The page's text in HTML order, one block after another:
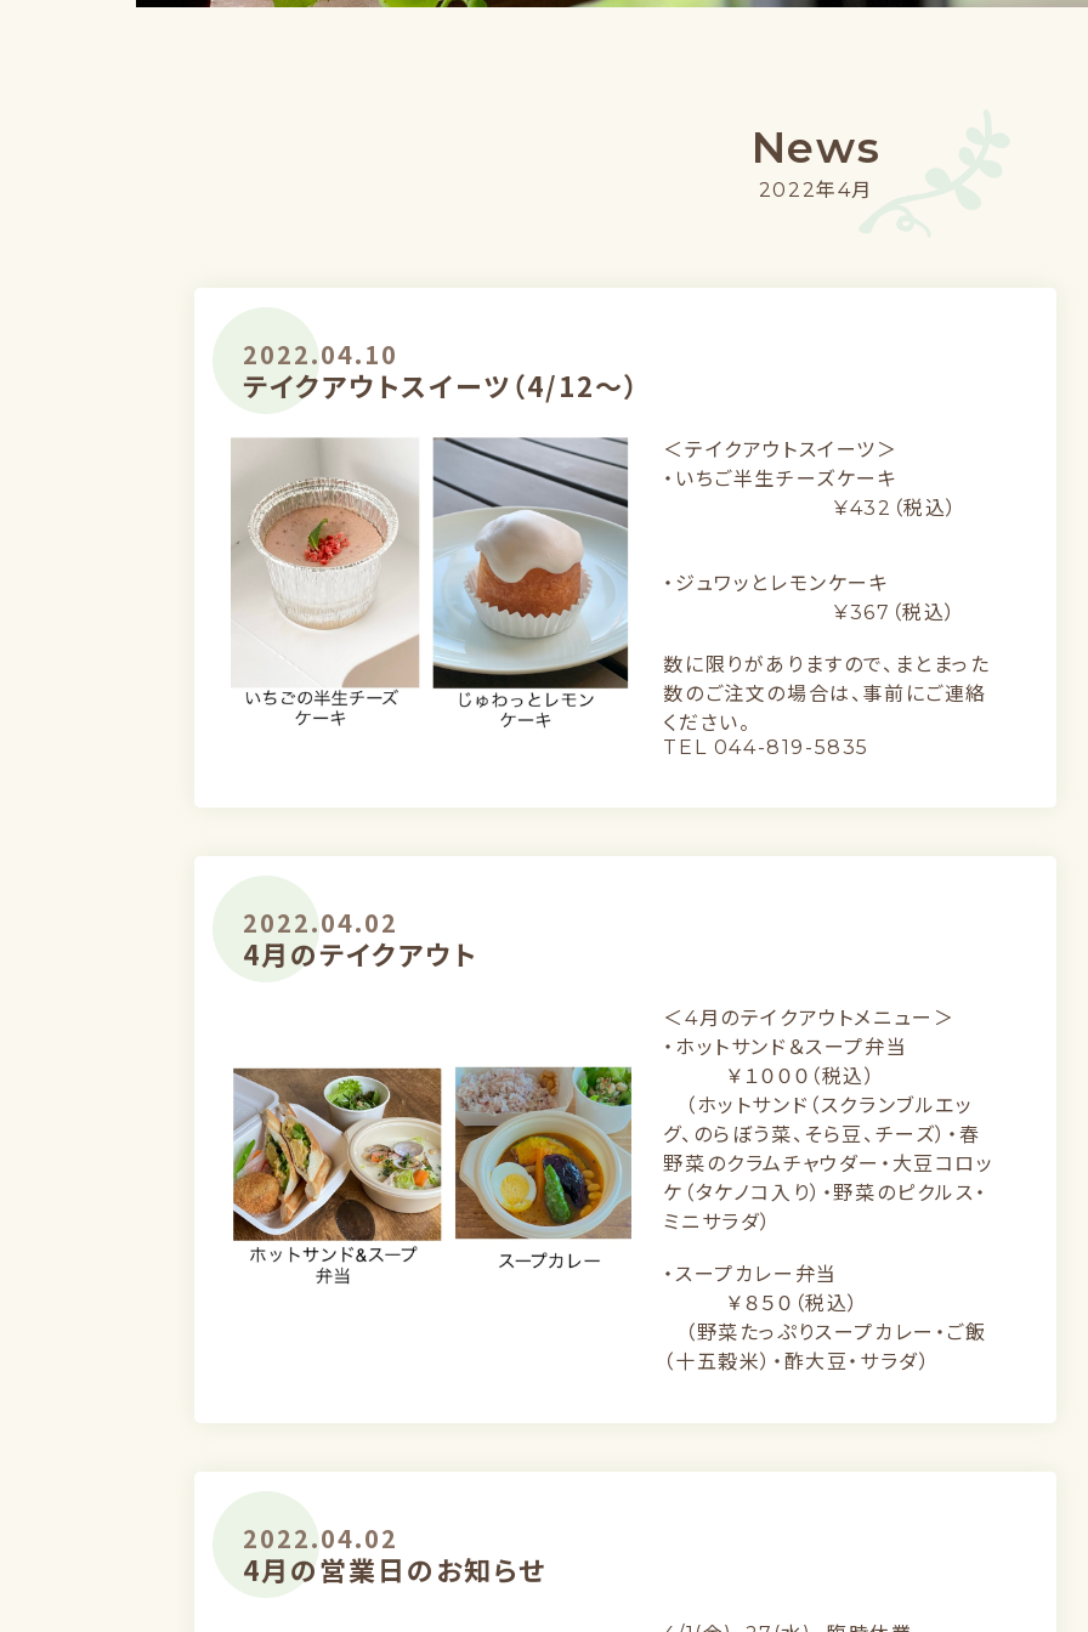
News
2022年4月
2022.04.10
テイクアウトスイーツ（4/12〜）
＜テイクアウトスイーツ＞
・いちご半生チーズケーキ
¥432（税込）
・ジュワッとレモンケーキ
¥367（税込）
数に限りがありますので、まとまった
数のご注文の場合は、事前にご連絡
ください。
TEL 044-819-5835
2022.04.02
4月のテイクアウト
＜4月のテイクアウトメニュー＞
・ホットサンド＆スープ弁当
￥１０００（税込）
（ホットサンド（スクランブルエッ
グ、のらぼう菜、そら豆、チーズ）・春
野菜のクラムチャウダー・大豆コロッ
ケ（タケノコ入り）・野菜のピクルス・
ミニサラダ）
・スープカレー弁当
￥８５０（税込）
（野菜たっぷりスープカレー・ご飯
（十五穀米）・酢大豆・サラダ）
2022.04.02
4月の営業日のお知らせ